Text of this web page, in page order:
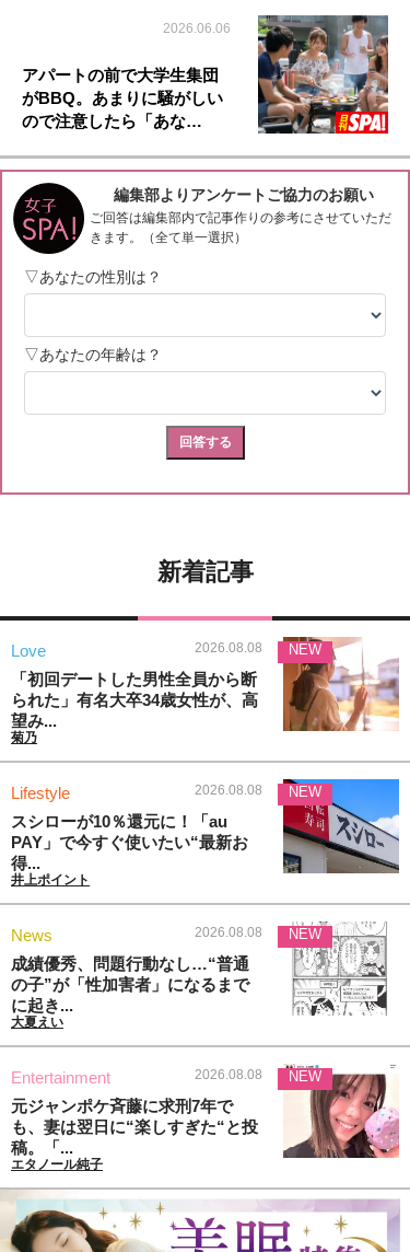
2026.06.06
アパートの前で大学生集団
がBBQ。あまりに騒がしい
ので注意したら「あな…
新着記事
Love 2026.08.08
「初回デートした男性全員から断
られた」有名大卒34歳女性が、高
望み...
菊乃
NEW
Lifestyle 2026.08.08
スシローが10％還元に！「au
PAY」で今すぐ使いたい“最新お
得...
井上ポイント
NEW
News 2026.08.08
成績優秀、問題行動なし…“普通
の子”が「性加害者」になるまで
に起き...
大夏えい
NEW
Entertainment 2026.08.08
元ジャンポケ斉藤に求刑7年で
も、妻は翌日に“楽しすぎた“と投
稿。「...
エタノール純子
NEW